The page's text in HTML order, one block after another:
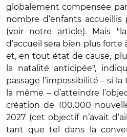
globalement compensée
nombre d’enfants
(voir notre article). Mais
d’accueil sera bien plus forte
et, en tout état de cause,
la natalité anticipée",
passage l’impossibilité – si
la même – d’atteindre
création de 100.000
2027 (cet objectif n’avait
tant que tel dans la